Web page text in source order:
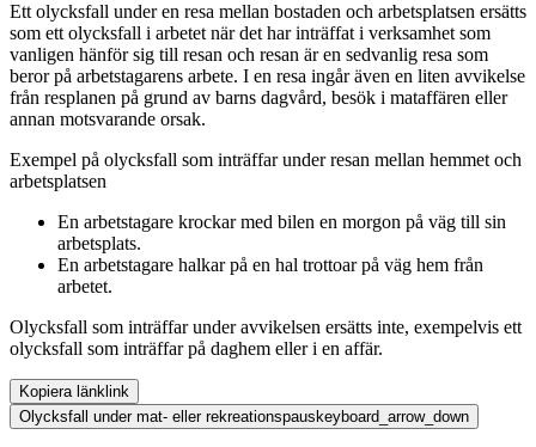
Ett olycksfall under en resa mellan bostaden och arbetsplatsen ersätts
som ett olycksfall i arbetet när det har inträffat i verksamhet som
vanligen hänför sig till resan och resan är en sedvanlig resa som
beror på arbetstagarens arbete. I en resa ingår även en liten avvikelse
från resplanen på grund av barns dagvård, besök i mataffären eller
annan motsvarande orsak.
Exempel på olycksfall som inträffar under resan mellan hemmet och
arbetsplatsen
En arbetstagare krockar med bilen en morgon på väg till sin
arbetsplats.
En arbetstagare halkar på en hal trottoar på väg hem från
arbetet.
Olycksfall som inträffar under avvikelsen ersätts inte, exempelvis ett
olycksfall som inträffar på daghem eller i en affär.
Kopiera länk link
Olycksfall under mat- eller rekreationspaus keyboard_arrow_down